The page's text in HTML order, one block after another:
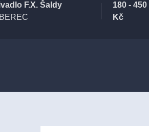
F.X. Šaldy
180 - 450
Kč